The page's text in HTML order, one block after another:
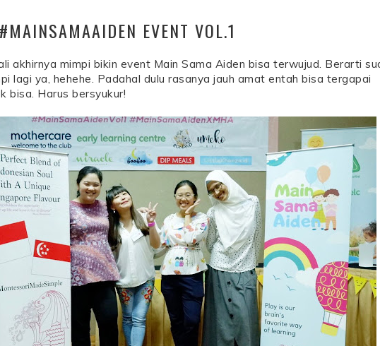
#MAINSAMAAIDEN EVENT VOL.1
akhirnya mimpi bikin event Main Sama Aiden bisa terwujud. Berarti
lagi ya, hehehe. Padahal dulu rasanya jauh amat entah bisa tergapai
bisa. Harus bersyukur!